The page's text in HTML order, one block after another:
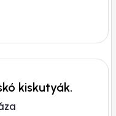
kiskutyák.